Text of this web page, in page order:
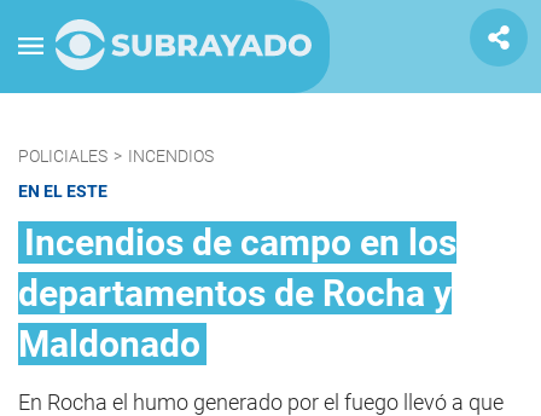
POLICIALES > INCENDIOS
EN EL ESTE
Incendios de campo en los
departamentos de Rocha y
Maldonado
En Rocha el humo generado por el fuego llevó a que